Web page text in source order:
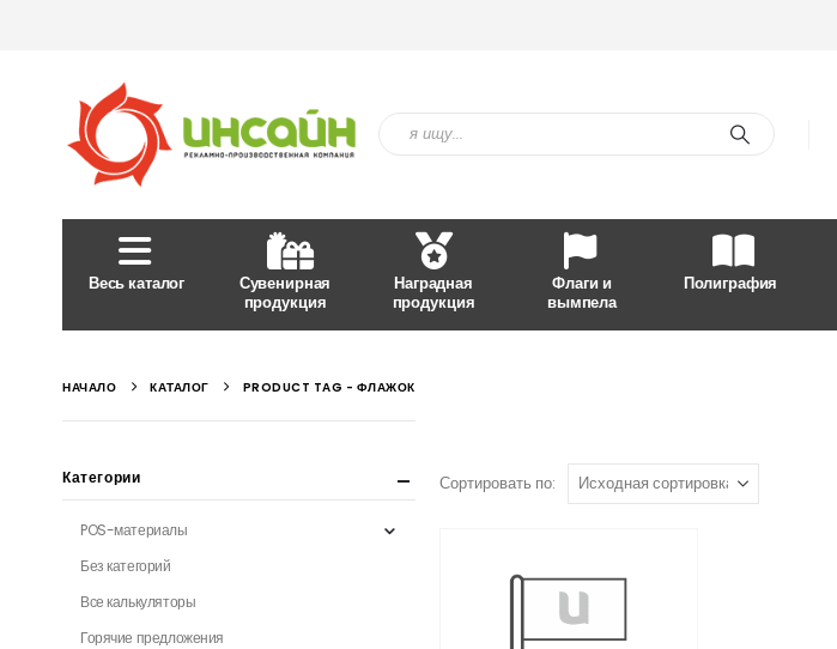
Весь каталог
Сувенирная
продукция
Наградная
продукция
Флаги и
вымпела
Полиграфия
НАЧАЛО КАТАЛОГ PRODUCT TAG - ФЛАЖОК
Сортировать по:
Категории
POS-материалы
Без категорий
Все калькуляторы
Горячие предложения